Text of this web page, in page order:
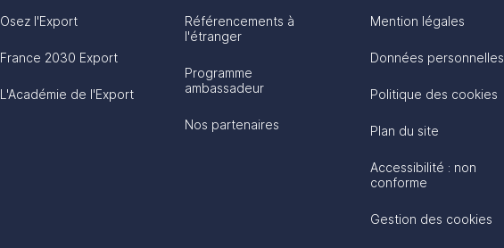
Osez l'Export
France 2030 Export
L'Académie de l'Export
Référencements à
l'étranger
Programme
ambassadeur
Nos partenaires
Mention légales
Données personnelles
Politique des cookies
Plan du site
Accessibilité : non
conforme
Gestion des cookies